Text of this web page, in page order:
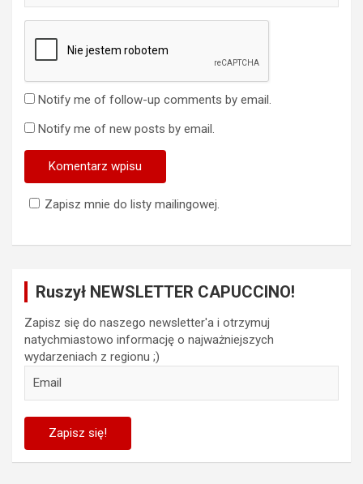
Notify me of follow-up comments by email.
Notify me of new posts by email.
Zapisz mnie do listy mailingowej.
Ruszył NEWSLETTER CAPUCCINO!
Zapisz się do naszego newsletter'a i otrzymuj
natychmiastowo informację o najważniejszych
wydarzeniach z regionu ;)